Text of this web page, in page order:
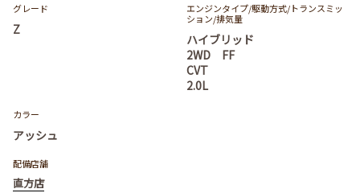
グレード
Z
エンジンタイプ/駆動方式/トランスミッ
ション/排気量
ハイブリッド
2WD FF
CVT
2.0L
カラー
アッシュ
配備店舗
直方店